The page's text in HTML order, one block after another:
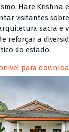
Hare Krishna
visitantes
sacra e
reforçar a
do estado.
para